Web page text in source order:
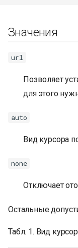
Значения
url
Позволяет
для этого
auto
Вид курсора
none
Отключает
Остальные
Табл. 1. Вид